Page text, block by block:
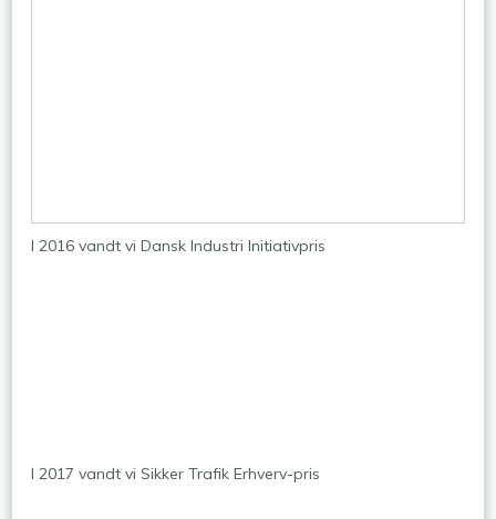
I 2016 vandt vi Dansk Industri Initiativpris
I 2017 vandt vi Sikker Trafik Erhverv-pris